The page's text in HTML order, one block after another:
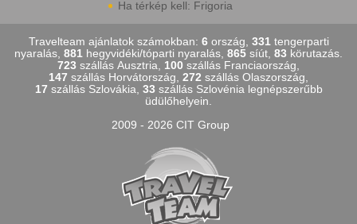
Ha térkép kell: Frigoria
Travelteam ajánlatok számokban: 6ország, 331tengerparti
nyaralás, 881 hegyvidéki/tóparti nyaralás, 865 síút, 83 körutazás.
723 szállás Ausztria, 100 szállás Franciaország,
147 szállás Horvátország, 272 szállás Olaszország,
17 szállás Szlovákia, 33 szállás Szlovénia legnépszerűbb
üdülőhelyein.
2009 - 2026 CIT Group